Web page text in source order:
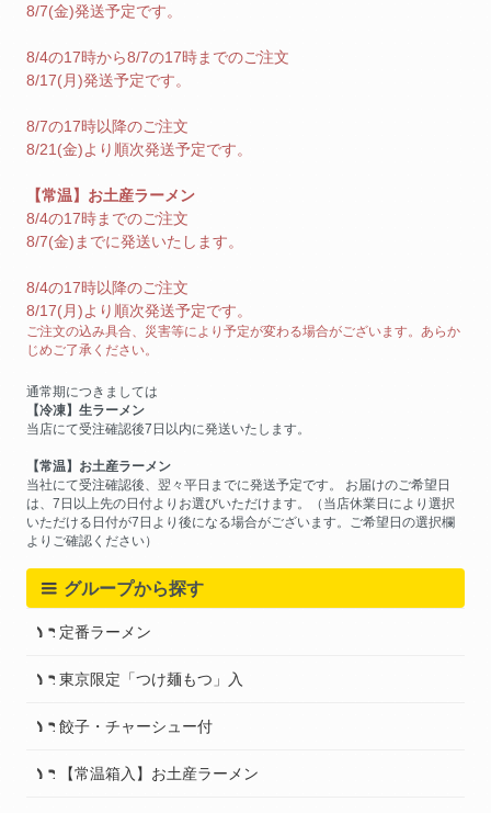
8/7(金)発送予定です。
8/4の17時から8/7の17時までのご注文
8/17(月)発送予定です。
8/7の17時以降のご注文
8/21(金)より順次発送予定です。
【常温】お土産ラーメン
8/4の17時までのご注文
8/7(金)までに発送いたします。
8/4の17時以降のご注文
8/17(月)より順次発送予定です。
ご注文の込み具合、災害等により予定が変わる場合がございます。あらか
じめご了承ください。
通常期につきましては
【冷凍】生ラーメン
当店にて受注確認後7日以内に発送いたします。
【常温】お土産ラーメン
当社にて受注確認後、翌々平日までに発送予定です。 お届けのご希望日
は、7日以上先の日付よりお選びいただけます。（当店休業日により選択
いただける日付が7日より後になる場合がございます。ご希望日の選択欄
よりご確認ください）
グループから探す
定番ラーメン
東京限定「つけ麺もつ」入
餃子・チャーシュー付
【常温箱入】お土産ラーメン